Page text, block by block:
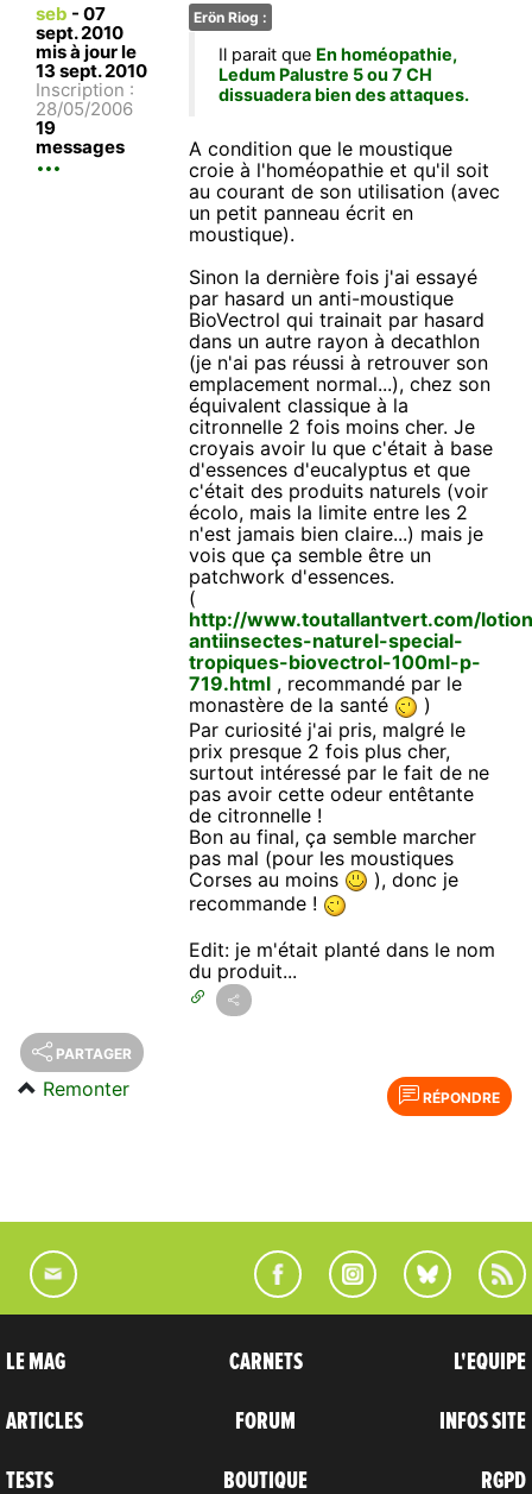
seb - 07
sept. 2010
mis à jour le
13 sept. 2010
Inscription :
28/05/2006
19
messages
Erön Riog :
Il parait que En homéopathie,
Ledum Palustre 5 ou 7 CH
dissuadera bien des attaques.
A condition que le moustique
croie à l'homéopathie et qu'il soit
au courant de son utilisation (avec
un petit panneau écrit en
moustique).
Sinon la dernière fois j'ai essayé
par hasard un anti-moustique
BioVectrol qui trainait par hasard
dans un autre rayon à decathlon
(je n'ai pas réussi à retrouver son
emplacement normal...), chez son
équivalent classique à la
citronnelle 2 fois moins cher. Je
croyais avoir lu que c'était à base
d'essences d'eucalyptus et que
c'était des produits naturels (voir
écolo, mais la limite entre les 2
n'est jamais bien claire...) mais je
vois que ça semble être un
patchwork d'essences.
(
http://www.toutallantvert.com/
antiinsectes-naturel-special-
tropiques-biovectrol-100ml-p-
719.html , recommandé par le
monastère de la santé
)
Par curiosité j'ai pris, malgré le
prix presque 2 fois plus cher,
surtout intéressé par le fait de ne
pas avoir cette odeur entêtante
de citronnelle !
Bon au final, ça semble marcher
pas mal (pour les moustiques
Corses au moins
), donc je
recommande !
Edit: je m'était planté dans le nom
du produit...
PARTAGER
RÉPONDRE
Remonter
LE MAG
ARTICLES
TESTS
CARNETS
FORUM
BOUTIQUE
L'EQUIPE
INFOS SITE
RGPD